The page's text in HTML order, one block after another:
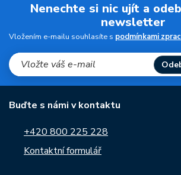
Nenechte si nic ujít a
newsletter
Vložením e-mailu souhlasíte s podmínkami
Buďte s námi v kontaktu
+420 800 225 228
Kontaktní formulář